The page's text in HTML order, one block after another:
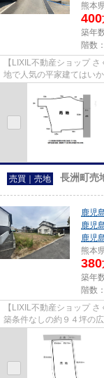
熊本
400
築年
階数
【LIXIL不動産ショップ
地で人気の平家建てはい
売買｜売地 長洲町売
鹿児
鹿児
鹿児
熊本
380
築年
階数
【LIXIL不動産ショップ
築条件なしの約９４坪の